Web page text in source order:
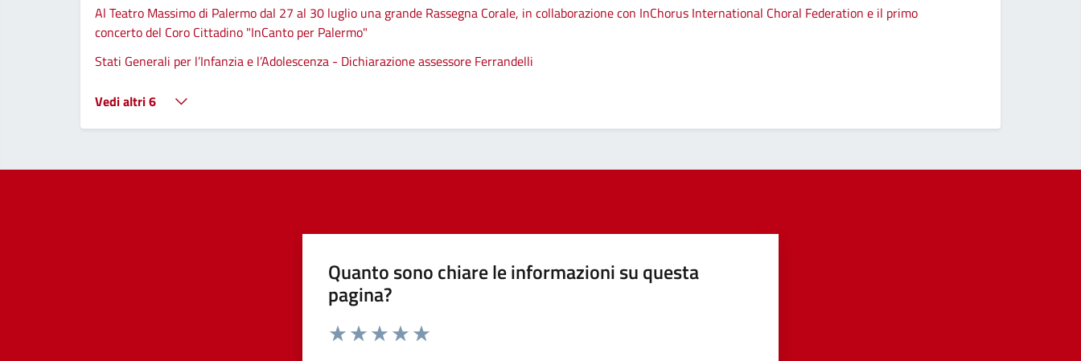
Al Teatro Massimo di Palermo dal 27 al 30 luglio una grande Rassegna Corale, in collaborazione con InChorus International Choral Federation e il primo
concerto del Coro Cittadino "InCanto per Palermo"
Stati Generali per l’Infanzia e l’Adolescenza - Dichiarazione assessore Ferrandelli
Vedi altri 6
Quanto sono chiare le informazioni su questa
pagina?